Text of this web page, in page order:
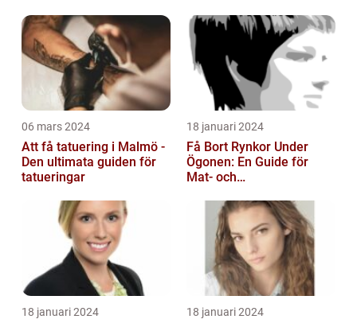
06 mars 2024
Att få tatuering i Malmö -
Den ultimata guiden för
tatueringar
18 januari 2024
Få Bort Rynkor Under
Ögonen: En Guide för
Mat- och
18 januari 2024 18 januari 2024